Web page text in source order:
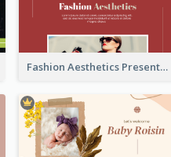
Fashion Aesthetics Presentation